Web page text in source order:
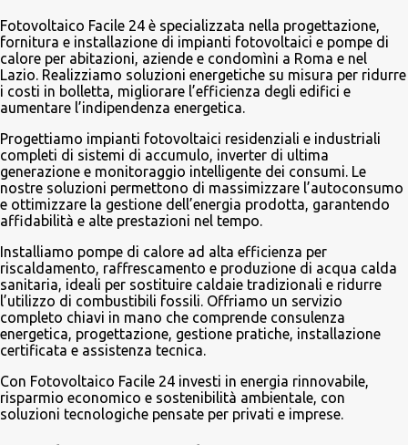
i
Fotovoltaico Facile 24 è specializzata nella progettazione,
fornitura e installazione di impianti fotovoltaici e pompe di
calore per abitazioni, aziende e condomìni a Roma e nel
Lazio. Realizziamo soluzioni energetiche su misura per ridurre
i costi in bolletta, migliorare l’efficienza degli edifici e
aumentare l’indipendenza energetica.
Progettiamo impianti fotovoltaici residenziali e industriali
completi di sistemi di accumulo, inverter di ultima
generazione e monitoraggio intelligente dei consumi. Le
nostre soluzioni permettono di massimizzare l’autoconsumo
e ottimizzare la gestione dell’energia prodotta, garantendo
affidabilità e alte prestazioni nel tempo.
Installiamo pompe di calore ad alta efficienza per
riscaldamento, raffrescamento e produzione di acqua calda
sanitaria, ideali per sostituire caldaie tradizionali e ridurre
l’utilizzo di combustibili fossili. Offriamo un servizio
completo chiavi in mano che comprende consulenza
energetica, progettazione, gestione pratiche, installazione
certificata e assistenza tecnica.
Con Fotovoltaico Facile 24 investi in energia rinnovabile,
risparmio economico e sostenibilità ambientale, con
soluzioni tecnologiche pensate per privati e imprese.